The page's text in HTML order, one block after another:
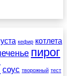
кефир котлета
пирог
соус творожный тест